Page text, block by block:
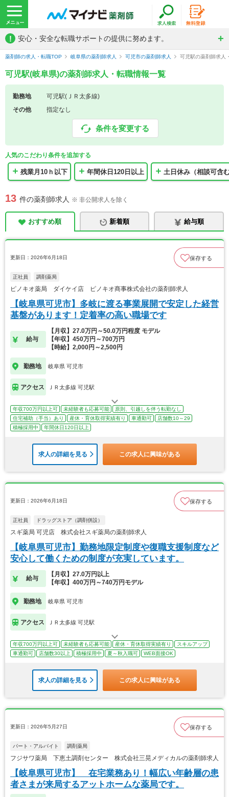
! 安心・安全な転職サポートの提供に努めます。
薬剤師の求人・転職TOP 岐阜県の薬剤師求人 可児市の薬剤師求人 可児駅の薬剤師求人
可児駅(岐阜県)の薬剤師求人・転職情報一覧
勤務地
可児駅(ＪＲ太多線)
その他
指定なし
条件を変更する
人気のこだわり条件を追加する
残業月10ｈ以下 年間休日120日以上 土日休み（相談可含
13 件の薬剤師求人 ※ 非公開求人を除く
おすすめ順 新着順 給与順
更新日：2026年6月18日 保存する
正社員 調剤薬局
ピノキオ薬局 ダイケイ店 ピノキオ商事株式会社の薬剤師求人
【岐阜県可児市】多岐に渡る事業展開で安定した経営
基盤があります！定着率の高い職場です
給与
【月収】27.0万円～50.0万円程度 モデル
【年収】450万円～700万円
【時給】2,000円～2,500円
勤務地 岐阜県 可児市
アクセス ＪＲ太多線 可児駅
年収700万円以上可 未経験者も応募可能
原則、引越しを伴う転勤なし
住宅補助（手当）あり
産休・育休取得実績有り 車通勤可
店舗数10～29
積極採用中
年間休日120日以上
求人の詳細を見る この求人に興味がある
更新日：2026年6月18日 保存する
正社員 ドラッグストア（調剤併設）
スギ薬局 可児店 株式会社スギ薬局の薬剤師求人
【岐阜県可児市】勤務地限定制度や復職支援制度など
安心して働くための制度が充実しています。
給与
【月収】27.0万円以上
【年収】400万円～740万円モデル
勤務地 岐阜県 可児市
アクセス ＪＲ太多線 可児駅
年収700万円以上可 未経験者も応募可能 産休・育休取得実績有り
スキルアップ
車通勤可
店舗数30以上 積極採用中 夏～秋入職可 WEB面接OK
求人の詳細を見る この求人に興味がある
更新日：2026年5月27日 保存する
パート・アルバイト 調剤薬局
フジサワ薬局 下恵土調剤センター 株式会社三晃メディカルの薬剤師求人
【岐阜県可児市】 在宅業務あり！幅広い年齢層の患
者さまが来局するアットホームな薬局です。